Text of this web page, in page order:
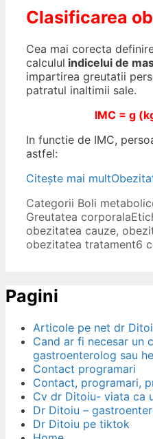
Clasificarea
Cea mai corecta
calculul indicelui de
impartirea greutatii
patratul inaltimii sale.
IMC = g
In functie de IMC,
astfel:
Citește mai mult
Categorii Boli
Greutatea corporala
obezitatea cauze,
obezitatea tratament6
Pagini
Articole pe net dr
Cand ar fi necesar un
gastroenterolog sau
Contact programari
Contact, programari,
Cv dr Ditoiu- viata ca
Dr Ditoiu –
Dr Ditoiu pe tiktok